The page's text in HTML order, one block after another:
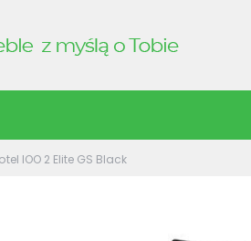
IOO 2 Elite GS Black